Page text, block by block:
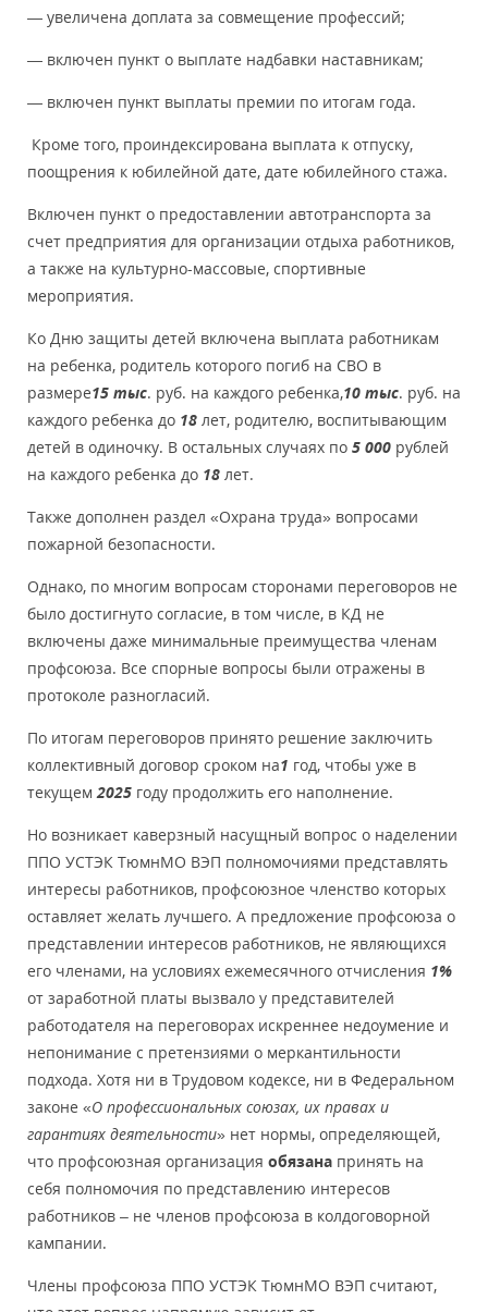
— увеличена доплата за совмещение профессий;
— включен пункт о выплате надбавки наставникам;
— включен пункт выплаты премии по итогам года.
Кроме того, проиндексирована выплата к отпуску,
поощрения к юбилейной дате, дате юбилейного стажа.
Включен пункт о предоставлении автотранспорта за
счет предприятия для организации отдыха работников,
а также на культурно-массовые, спортивные
мероприятия.
Ко Дню защиты детей включена выплата работникам
на ребенка, родитель которого погиб на СВО в
размере15 тыс. руб. на каждого ребенка,10 тыс. руб. на
каждого ребенка до 18 лет, родителю, воспитывающим
детей в одиночку. В остальных случаях по 5 000 рублей
на каждого ребенка до 18 лет.
Также дополнен раздел «Охрана труда» вопросами
пожарной безопасности.
Однако, по многим вопросам сторонами переговоров не
было достигнуто согласие, в том числе, в КД не
включены даже минимальные преимущества членам
профсоюза. Все спорные вопросы были отражены в
протоколе разногласий.
По итогам переговоров принято решение заключить
коллективный договор сроком на1 год, чтобы уже в
текущем2025 году продолжить его наполнение.
Но возникает каверзный насущный вопрос о наделении
ППО УСТЭК ТюмнМО ВЭП полномочиями представлять
интересы работников, профсоюзное членство которых
оставляет желать лучшего. А предложение профсоюза о
представлении интересов работников, не являющихся
его членами, на условиях ежемесячного отчисления 1%
от заработной платы вызвало у представителей
работодателя на переговорах искреннее недоумение и
непонимание с претензиями о меркантильности
подхода. Хотя ни в Трудовом кодексе, ни в Федеральном
законе «О профессиональных союзах, их правах и
гарантиях деятельности» нет нормы, определяющей,
что профсоюзная организация обязана принять на
себя полномочия по представлению интересов
работников – не членов профсоюза в колдоговорной
кампании.
Члены профсоюза ППО УСТЭК ТюмнМО ВЭП считают,